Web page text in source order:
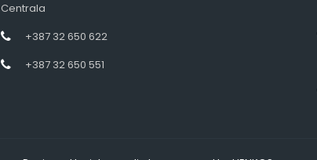
Centrala
+387 32 650 622
+387 32 650 551